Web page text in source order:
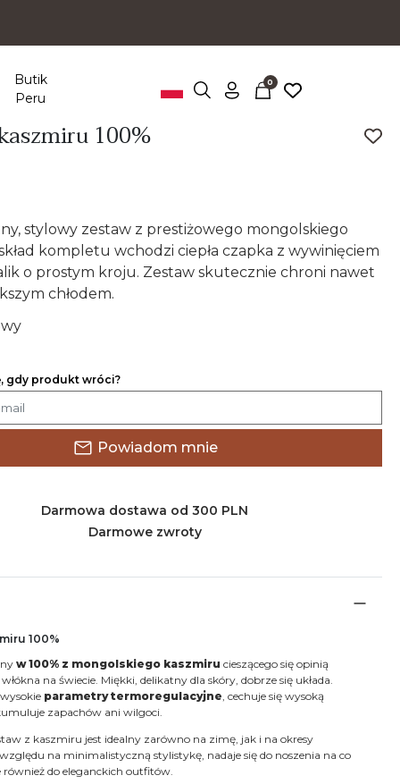
Butik
Peru
0
100%
stylowy zestaw z prestiżowego mongolskiego
kompletu wchodzi ciepła czapka z wywinięciem
o prostym kroju. Zestaw skutecznie chroni nawet
chłodem.
gdy produkt wróci?
Powiadom mnie
Darmowa dostawa od 300 PLN
Darmowe zwroty
100%
w 100% z mongolskiego kaszmiru cieszącego się opinią
na świecie. Miękki, delikatny dla skóry, dobrze się układa.
parametry termoregulacyjne, cechuje się wysoką
zapachów ani wilgoci.
z kaszmiru jest idealny zarówno na zimę, jak i na okresy
na minimalistyczną stylistykę, nadaje się do noszenia na co
również do eleganckich outfitów.